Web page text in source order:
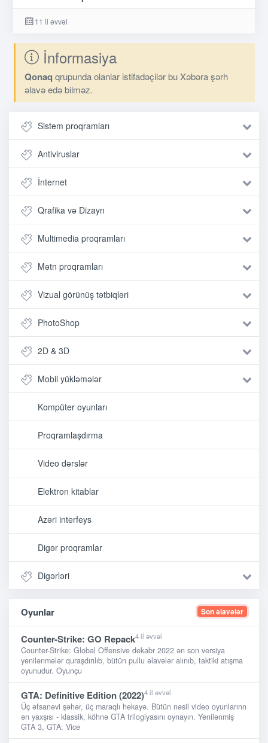
11 il əvvəl
İnformasiya
Qonaq qrupunda olanlar istifadəçilər bu Xəbəra şərh
əlavə edə bilməz.
Sistem proqramları
Antiviruslar
İnternet
Qrafika və Dizayn
Multimedia proqramları
Mətn proqramları
Vizual görünüş tətbiqləri
PhotoShop
2D & 3D
Mobil yükləmələr
Kompüter oyunları
Proqramlaşdırma
Video dərslər
Elektron kitablar
Azəri interfeys
Digər proqramlar
Digərləri
Oyunlar Son əlavələr
Counter-Strike: GO Repack4 il əvvəl
Counter-Strike: Global Offensive dekabr 2022 ən son versiya
yenilənmələr quraşdırılıb, bütün pullu əlavələr alınıb, taktiki atışma
oyunudur. Oyunçu
GTA: Definitive Edition (2022)4 il əvvəl
Üç əfsanəvi şəhər, üç maraqlı hekayə. Bütün nəsil video oyunlarınn
ən yaxşısı - klassik, köhnə GTA trilogiyasını oynayın. Yenilənmiş
GTA 3, GTA: Vice